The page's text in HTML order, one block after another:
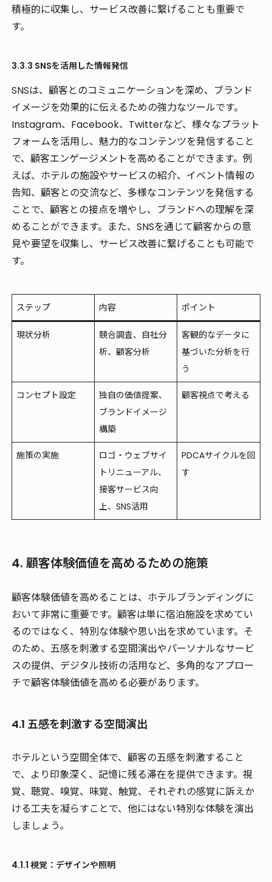
積極的に収集し、サービス改善に繋げることも重要で
す。
3.3.3 SNSを活用した情報発信
SNSは、顧客とのコミュニケーションを深め、ブランド
イメージを効果的に伝えるための強力なツールです。
Instagram、Facebook、Twitterなど、様々なプラット
フォームを活用し、魅力的なコンテンツを発信すること
で、顧客エンゲージメントを高めることができます。例
えば、ホテルの施設やサービスの紹介、イベント情報の
告知、顧客との交流など、多様なコンテンツを発信する
ことで、顧客との接点を増やし、ブランドへの理解を深
めることができます。また、SNSを通じて顧客からの意
見や要望を収集し、サービス改善に繋げることも可能で
す。
ステップ 内容 ポイント
現状分析
競合調査、自社分
析、顧客分析
客観的なデータに
基づいた分析を行
う
コンセプト設定
独自の価値提案、
ブランドイメージ
構築
顧客視点で考える
施策の実施
ロゴ・ウェブサイ
トリニューアル、
接客サービス向
上、SNS活用
PDCAサイクルを回
す
4. 顧客体験価値を高めるための施策
顧客体験価値を高めることは、ホテルブランディングに
おいて非常に重要です。顧客は単に宿泊施設を求めてい
るのではなく、特別な体験や思い出を求めています。そ
のため、五感を刺激する空間演出やパーソナルなサービ
スの提供、デジタル技術の活用など、多角的なアプロー
チで顧客体験価値を高める必要があります。
4.1 五感を刺激する空間演出
ホテルという空間全体で、顧客の五感を刺激すること
で、より印象深く、記憶に残る滞在を提供できます。視
覚、聴覚、嗅覚、味覚、触覚、それぞれの感覚に訴えか
ける工夫を凝らすことで、他にはない特別な体験を演出
しましょう。
4.1.1 視覚：デザインや照明